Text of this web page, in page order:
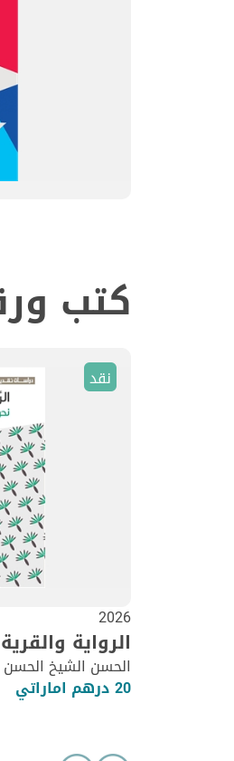
كتب
نقد
2026
الرواية
الحسن الشيخ الحسن
20 درهم اماراتي